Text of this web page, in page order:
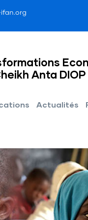
Anta
Actualités